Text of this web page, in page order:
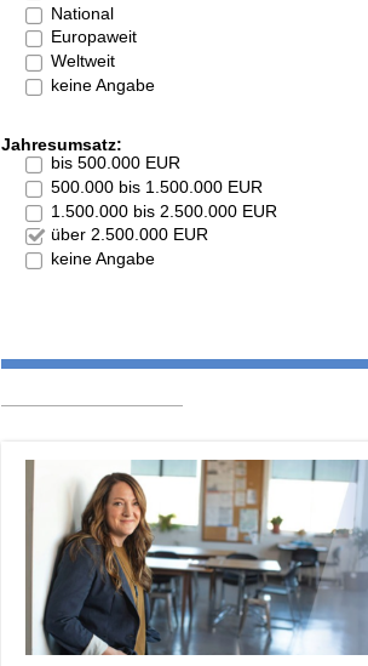
National
Europaweit
Weltweit
keine Angabe
Jahresumsatz:
bis 500.000 EUR
500.000 bis 1.500.000 EUR
1.500.000 bis 2.500.000 EUR
über 2.500.000 EUR
keine Angabe